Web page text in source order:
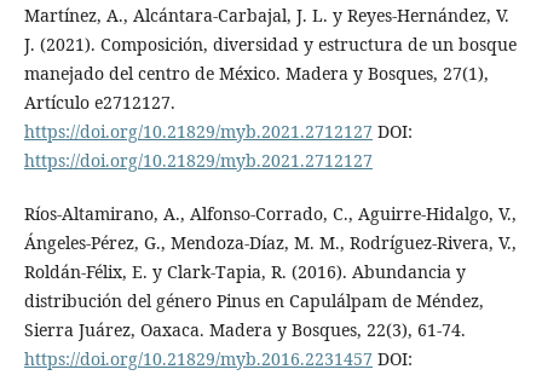
Martínez, A., Alcántara-Carbajal, J. L. y Reyes-Hernández, V.
J. (2021). Composición, diversidad y estructura de un bosque
manejado del centro de México. Madera y Bosques, 27(1),
Artículo e2712127.
https://doi.org/10.21829/myb.2021.2712127 DOI:
https://doi.org/10.21829/myb.2021.2712127
Ríos-Altamirano, A., Alfonso-Corrado, C., Aguirre-Hidalgo, V.,
Ángeles-Pérez, G., Mendoza-Díaz, M. M., Rodríguez-Rivera, V.,
Roldán-Félix, E. y Clark-Tapia, R. (2016). Abundancia y
distribución del género Pinus en Capulálpam de Méndez,
Sierra Juárez, Oaxaca. Madera y Bosques, 22(3), 61-74.
https://doi.org/10.21829/myb.2016.2231457 DOI: